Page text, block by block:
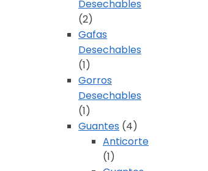
Desechables
(2)
Gafas
Desechables
(1)
Gorros
Desechables
(1)
Guantes (4)
Anticorte
(1)